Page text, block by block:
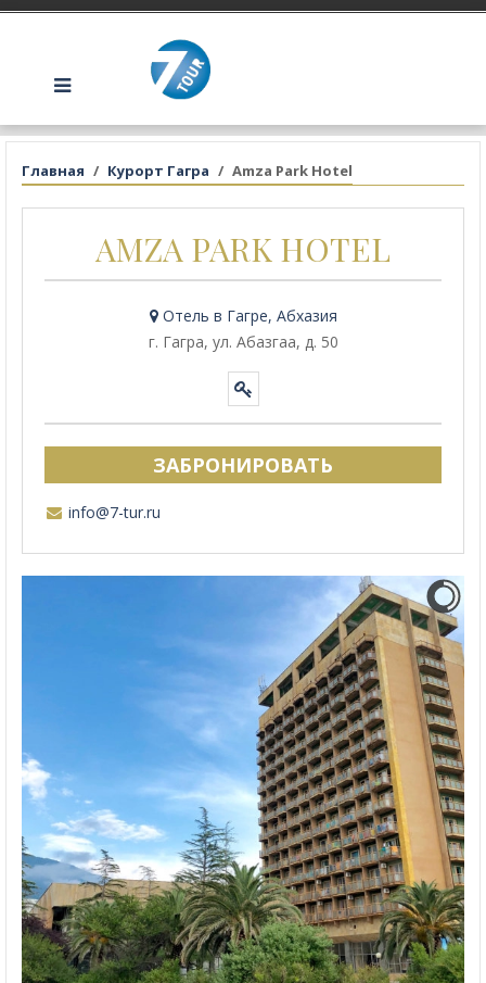
Главная Курорт Гагра Amza Park Hotel
AMZA PARK HOTEL
Отель в Гагре, Абхазия
г. Гагра, ул. Абазгаа, д. 50
ЗАБРОНИРОВАТЬ
info@7-tur.ru